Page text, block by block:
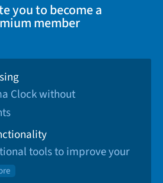
you to become a
member
Clock without
tools to improve your